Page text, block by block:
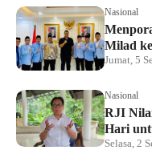
Nasional
Milad
Jumat, 5
Nasional
RJI
Hari
Selasa, 2